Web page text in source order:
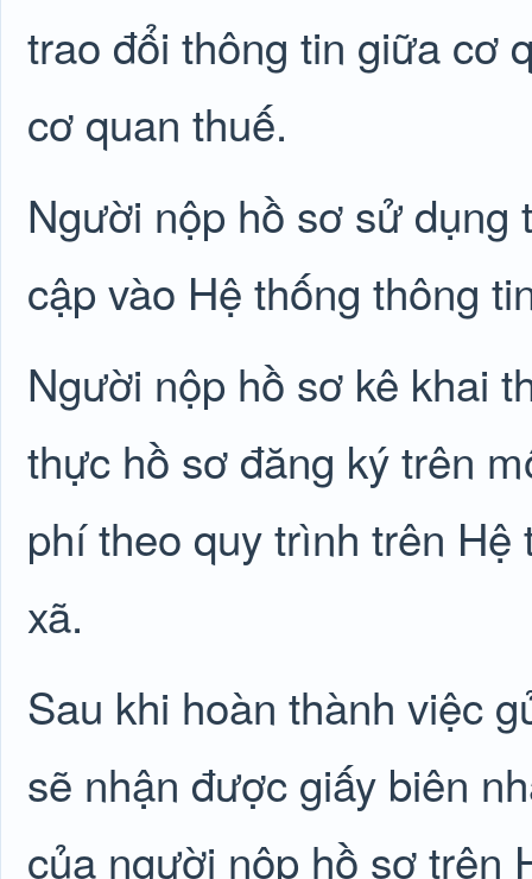
trao đổi thông tin giữa cơ
cơ quan thuế.
Người nộp hồ sơ sử dụng
cập vào Hệ thống thông
Người nộp hồ sơ kê khai
thực hồ sơ đăng ký trên
phí theo quy trình trên
xã.
Sau khi hoàn thành việc
sẽ nhận được giấy biên
của người nộp hồ sơ trên